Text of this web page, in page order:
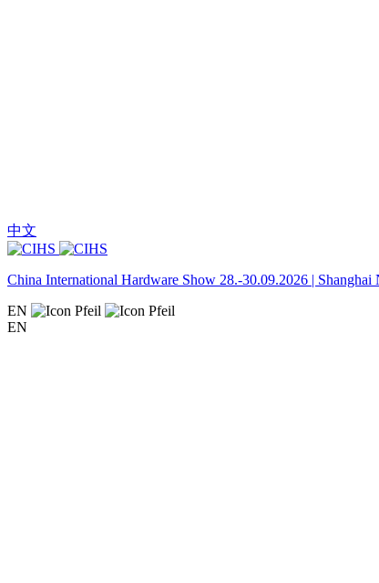
中文
China International Hardware Show 28.-30.09.2026 |
EN
EN